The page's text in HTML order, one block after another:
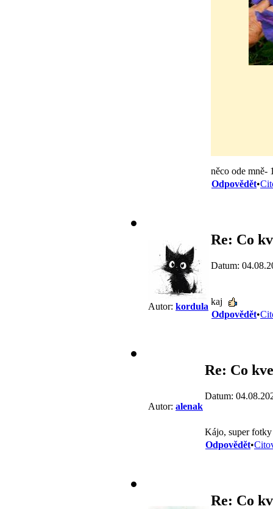
něco ode mně-
Odpovědět•
Autor: kordula
Re: Co
Datum:
kaj
Odpovědět•
Autor: alenak
Re: Co
Datum:
Kájo, super
Odpovědět•
Re: Co